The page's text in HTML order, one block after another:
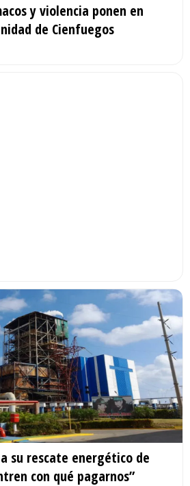
y violencia ponen en
de Cienfuegos
su rescate energético de
con qué pagarnos”